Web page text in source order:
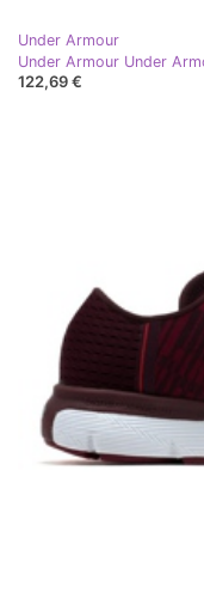
Under Armour
Under Armour Under
122,69 €